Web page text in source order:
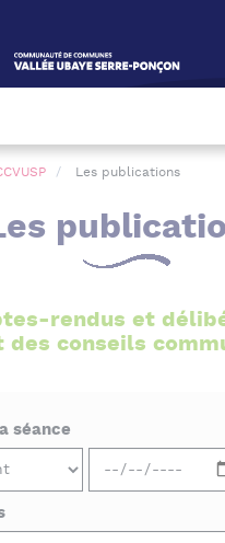
Les publications
rendus et
des conseils
séance
des cookies